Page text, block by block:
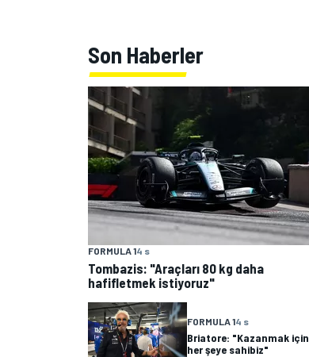
Son Haberler
FORMULA 14 s
Tombazis: "Araçları 80 kg daha
hafifletmek istiyoruz"
FORMULA 14 s
Briatore: "Kazanmak için
her şeye sahibiz"